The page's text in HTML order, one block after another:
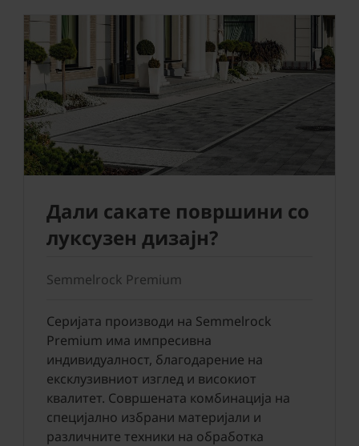
Дали сакате површини со
луксузен дизаjн?
Semmelrock Premium
Серијата производи на Semmelrock
Premium има импресивна
индивидуалност, благодарение на
ексклузивниот изглед и високиот
квалитет. Совршената комбинација на
специјално избрани материјали и
различните техники на обработка